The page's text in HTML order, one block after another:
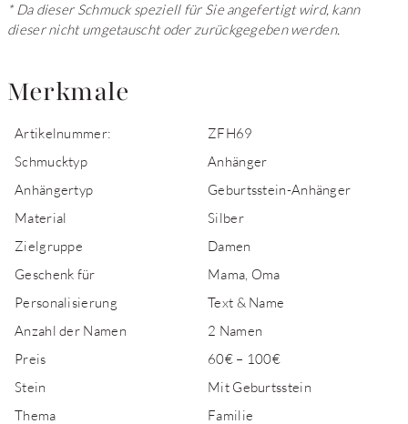
* Da dieser Schmuck speziell für Sie angefertigt wird, kann
dieser nicht umgetauscht oder zurückgegeben werden.
Merkmale
Artikelnummer:
ZFH69
Schmucktyp
Anhänger
Anhängertyp
Geburtsstein-Anhänger
Material
Silber
Zielgruppe
Damen
Geschenk für
Mama, Oma
Personalisierung
Text & Name
Anzahl der Namen
2 Namen
Preis
60€ – 100€
Stein
Mit Geburtsstein
Thema
Familie